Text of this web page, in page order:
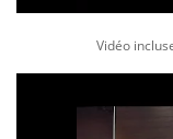
Vidéo